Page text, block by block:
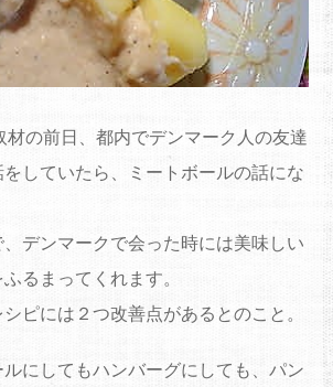
材の前日、都内でデンマーク人の友達
していたら、ミートボールの話にな
デンマークで会った時には美味しい
るまってくれます。
ピには２つ改善点があるとのこと。
ルにしてもハンバーグにしても、パン